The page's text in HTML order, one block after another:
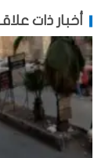
أخبار ذات